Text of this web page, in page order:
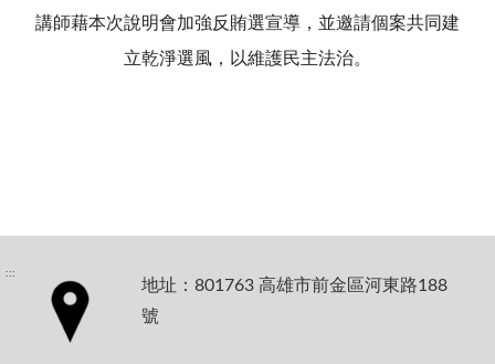
講師藉本次說明會加強反賄選宣導，並邀請個案共同建
立乾淨選風，以維護民主法治。
:::
地址：801763 高雄市前金區河東路188
號